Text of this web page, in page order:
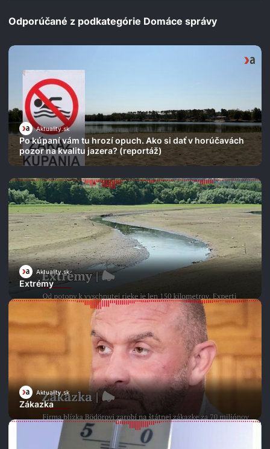
Odporúčané z podkategórie Domáce správy
Aktuality.sk
Po kúpaní vám tu hrozí opuch. Ako si dať v horúčavách
pozor na kvalitu jazera? (reportáž)
Aktuality.sk
Extrémy
Aktuality.sk
Zákazka